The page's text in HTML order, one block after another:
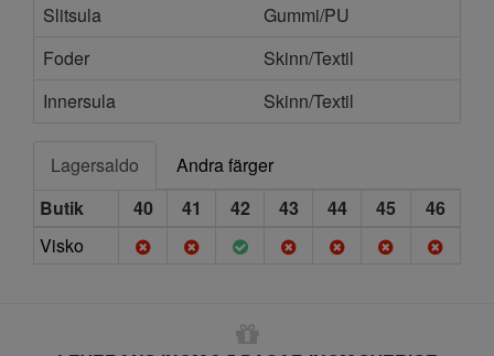
Slitsula
Gummi/PU
Foder
Skinn/Textil
Innersula
Skinn/Textil
Lagersaldo
Andra färger
Butik
40 41 42 43 44 45
46
Visko